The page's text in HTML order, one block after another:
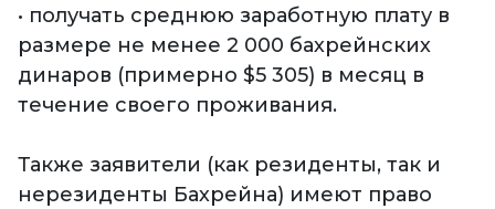
• получать среднюю заработную плату в
размере не менее 2 000 бахрейнских
динаров (примерно $5 305) в месяц в
течение своего проживания.
Также заявители (как резиденты, так и
нерезиденты Бахрейна) имеют право